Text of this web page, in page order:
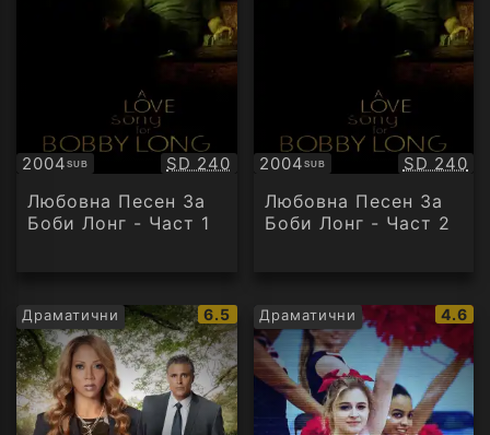
2004SUB
Субтитри Качество:
SD 240
Любовна Песен За
Боби Лонг - Част 1
2004SUB
Субтитри SD 240
Любовна Песен За
Боби Лонг - Част 2
Драматични
IMDb
рейтинг:
6.5 Драматични
IMDb
4.6